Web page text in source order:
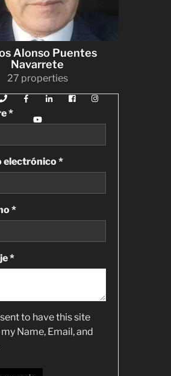
Alonso Puentes
Navarrete
27 properties
*
electrónico *
*
*
to have this site
Name, Email, and